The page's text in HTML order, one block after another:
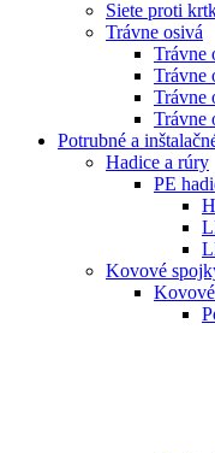
Siete proti
Trávne osivá
Trávne
Trávne
Trávne
Trávne
Potrubné a
Hadice a rúry
PE
Kovové